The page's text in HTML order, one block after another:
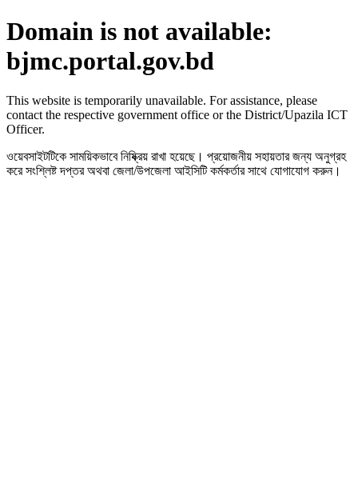
Domain is not available:
bjmc.portal.gov.bd
This website is temporarily unavailable. For assistance, please
contact the respective government office or the District/Upazila ICT
Officer.
ওয়েবসাইটটিকে সাময়িকভাবে নিষ্ক্রিয় রাখা হয়েছে। প্রয়োজনীয় সহায়তার জন্য অনুগ্রহ
করে সংশ্লিষ্ট দপ্তর অথবা জেলা/উপজেলা আইসিটি কর্মকর্তার সাথে যোগাযোগ করুন।